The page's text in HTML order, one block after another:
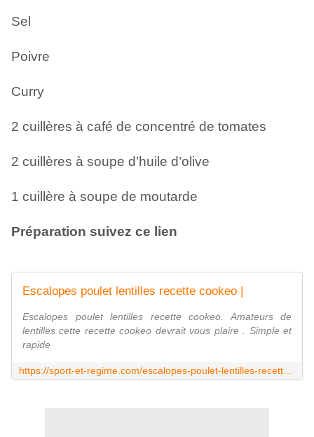
Sel
Poivre
Curry
2 cuillères à café de concentré de tomates
2 cuillères à soupe d’huile d’olive
1 cuillère à soupe de moutarde
Préparation suivez ce lien
Escalopes poulet lentilles recette cookeo |
Escalopes poulet lentilles recette cookeo. Amateurs de
lentilles cette recette cookeo devrait vous plaire . Simple et
rapide